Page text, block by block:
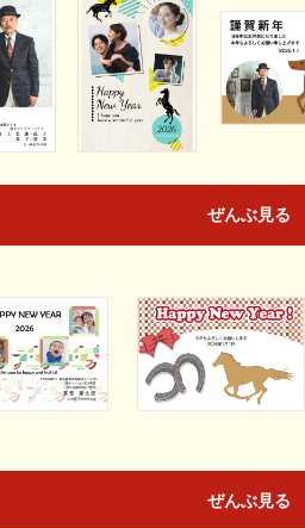
ぜんぶ見る
ぜんぶ見る